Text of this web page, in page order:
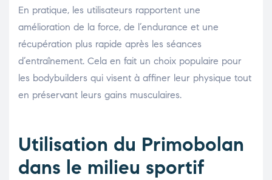
En pratique, les utilisateurs rapportent une
amélioration de la force, de l’endurance et une
récupération plus rapide après les séances
d’entraînement. Cela en fait un choix populaire pour
les bodybuilders qui visent à affiner leur physique tout
en préservant leurs gains musculaires.
Utilisation du Primobolan
dans le milieu sportif